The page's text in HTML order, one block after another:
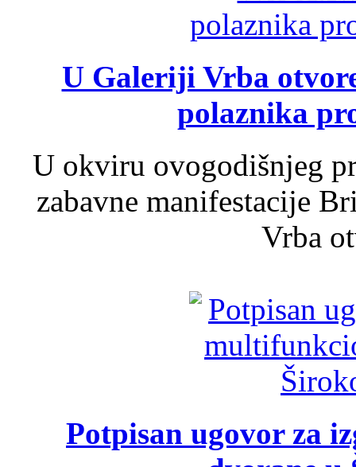
U Galeriji Vrba
polaznika
U okviru ovogodišnjeg
zabavne manifestacije
Vrba
Potpisan ugovor za